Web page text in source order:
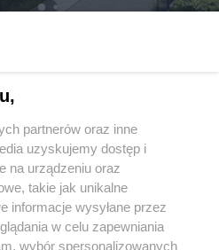
partnerów oraz inne
uzyskujemy dostęp i
na urządzeniu oraz
takie jak unikalne
informacje wysyłane przez
w celu zapewniania
wybór spersonalizowanych